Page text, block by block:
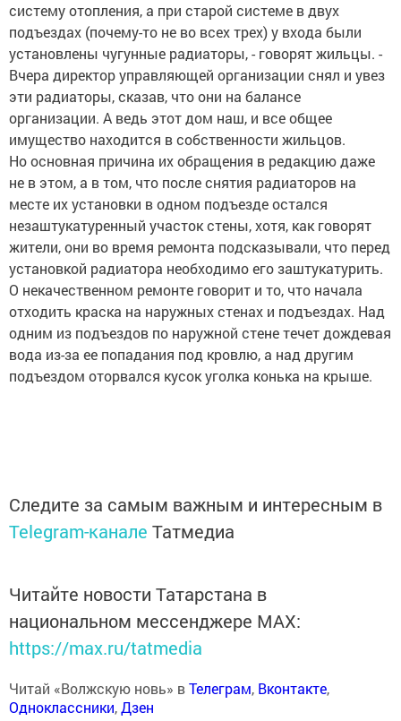
систему отопления, а при старой системе в двух
подъездах (почему-то не во всех трех) у входа были
установлены чугунные радиаторы, - говорят жильцы. -
Вчера директор управляющей организации снял и увез
эти радиаторы, сказав, что они на балансе
организации. А ведь этот дом наш, и все общее
имущество находится в собственности жильцов.
Но основная причина их обращения в редакцию даже
не в этом, а в том, что после снятия радиаторов на
месте их установки в одном подъезде остался
незаштукатуренный участок стены, хотя, как говорят
жители, они во время ремонта подсказывали, что перед
установкой радиатора необходимо его заштукатурить.
О некачественном ремонте говорит и то, что начала
отходить краска на наружных стенах и подъездах. Над
одним из подъездов по наружной стене течет дождевая
вода из-за ее попадания под кровлю, а над другим
подъездом оторвался кусок уголка конька на крыше.
Следите за самым важным и интересным в
Telegram-канале Татмедиа
Читайте новости Татарстана в
национальном мессенджере MАХ:
https://max.ru/tatmedia
Читай «Волжскую новь» вТелеграм, Вконтакте,
Одноклассники,Дзен